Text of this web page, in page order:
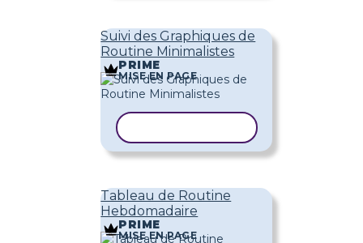
Suivi des Graphiques de
Routine Minimalistes
PRIME
MISE EN PAGE
Tableau de Routine
Hebdomadaire
PRIME
MISE EN PAGE